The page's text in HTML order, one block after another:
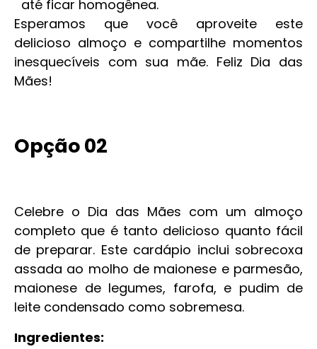
até ficar homogênea.
Esperamos que você aproveite este
delicioso almoço e compartilhe momentos
inesquecíveis com sua mãe. Feliz Dia das
Mães!
Opção 02
Celebre o Dia das Mães com um almoço
completo que é tanto delicioso quanto fácil
de preparar. Este cardápio inclui sobrecoxa
assada ao molho de maionese e parmesão,
maionese de legumes, farofa, e pudim de
leite condensado como sobremesa.
Ingredientes: